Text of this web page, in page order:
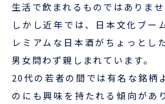
8位
オーストラリ
ア
9位 フランス
10位
英国
生活で飲まれるものではありませ
しかし近年では、日本文化ブー
レミアムな日本酒がちょっとし
男女問わず親しまれています。
20代の若者の間では有名な銘柄
のにも興味を持たれる傾向があ